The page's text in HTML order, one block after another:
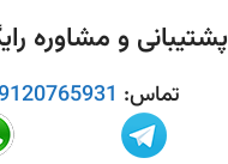
پشتیبانی و مشاوره
تماس: